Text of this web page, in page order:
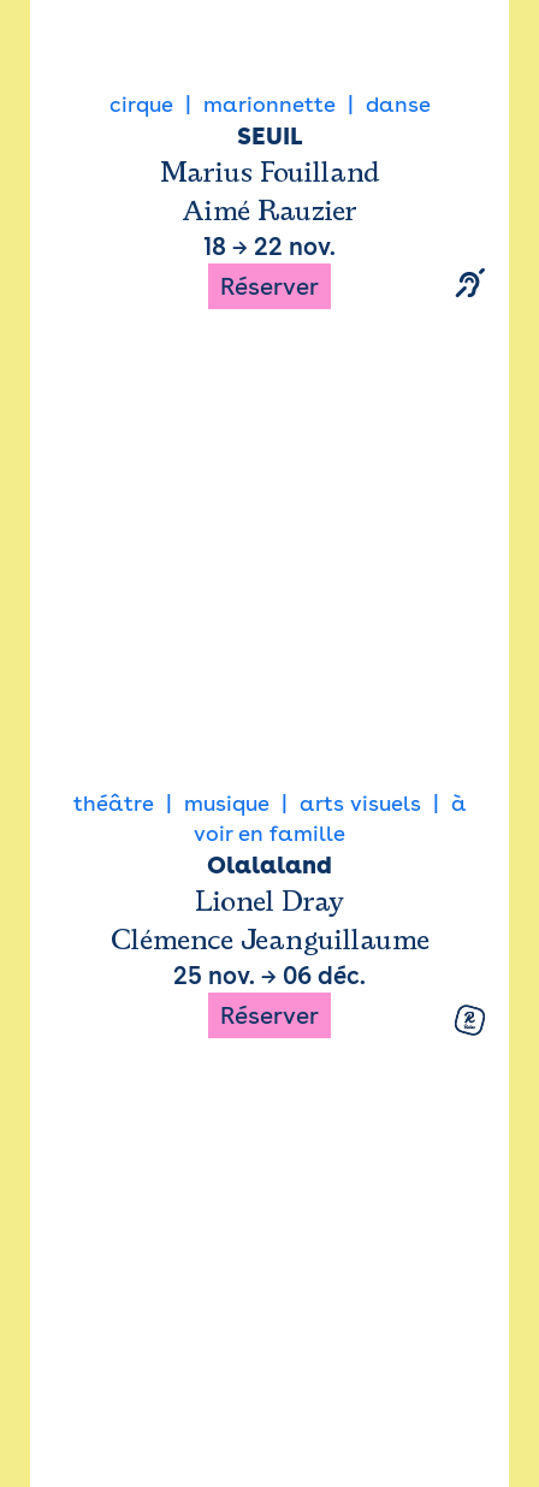
cirque marionnette danse
SEUIL
Marius Fouilland
Aimé Rauzier
18 → 22 nov.
Réserver
théâtre musique arts visuels
à
voir en famille
Olalaland
Lionel Dray
Clémence Jeanguillaume
25 nov. → 06 déc.
Réserver